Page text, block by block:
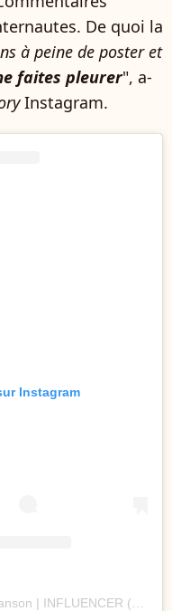
De quoi la
à peine de poster et
faites pleurer", a-
Instagram.
Instagram